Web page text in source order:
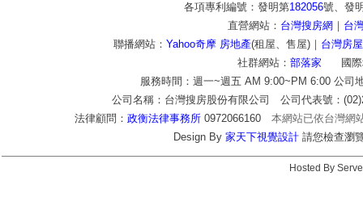
各項專利編號：發明第182056號、發
直營網站： 台灣搜房網 ｜ 台
聯播網站： Yahoo奇摩 房地產(租屋、售屋)｜ 台灣房屋
社群網站： 部落家 國際
服務時間：週一~週五 AM 9:00~PM 6:00 公司
公司名稱：台灣搜房股份有限公司 公司代表號：
法律顧問： 政衡法律事務所0972066160 本網站已依台灣網
Design By 家天下視覺設計請您檢查瀏
Hosted By